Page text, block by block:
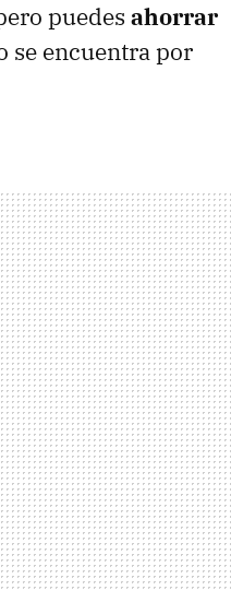
puedes ahorrar
se encuentra por